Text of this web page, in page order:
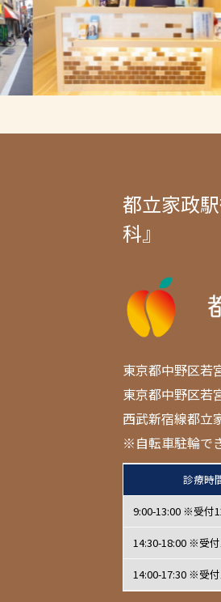
都立家政
科』
東京都中野区若
東京都中野区若
西武新宿線都立
※自転車駐輪で
診療時
9:00-13:00 ※受付
14:30-18:00 ※受
14:00-17:30 ※受